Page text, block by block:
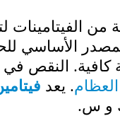
الفيتامينات
الأساسي
النقص في
. يعد